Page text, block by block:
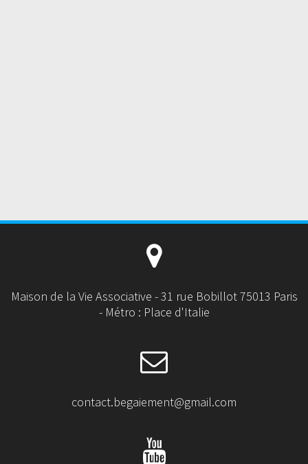
Maison de la Vie Associative - 31 rue Bobillot 75013 Paris
- Métro : Place d'Italie
contact.begaiement@gmail.com